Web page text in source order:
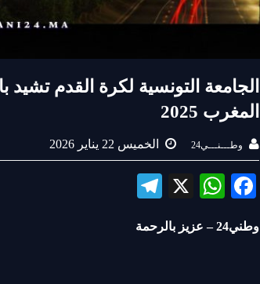
الجامعة التونسية لكرة القدم تشيد
المغرب 2025
وطـــنـــي24 الخميس 22 يناير 2026
Fa
bo
W
ts
X
gr
وطني24 – عزيز بالرحمة